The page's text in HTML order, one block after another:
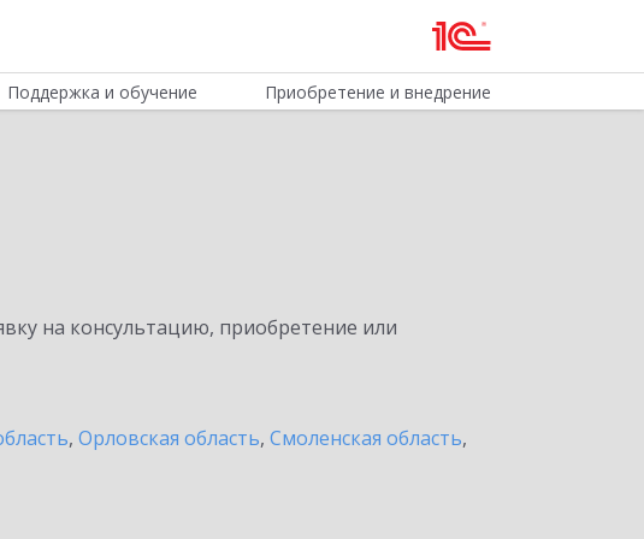
Поддержка и обучение Приобретение и внедрение
на консультацию, приобретение или
, Орловская область, Смоленская область,